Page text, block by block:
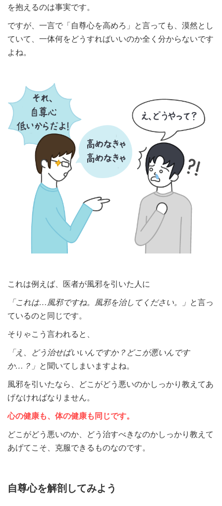
を抱えるのは事実です。
ですが、一言で「自尊心を高めろ」と言っても、漠然とし
ていて、一体何をどうすればいいのか全く分からないです
よね。
これは例えば、医者が風邪を引いた人に
「これは…風邪ですね。風邪を治してください。」 と言っ
ているのと同じです。
そりゃこう言われると、
「え、どう治せばいいんですか？どこが悪いんです
か…？」 と聞いてしまいますよね。
風邪を引いたなら、どこがどう悪いのかしっかり教えてあ
げなければなりません。
心の健康も、体の健康も同じです。
どこがどう悪いのか、どう治すべきなのかしっかり教えて
あげてこそ、克服できるものなのです。
自尊心を解剖してみよう